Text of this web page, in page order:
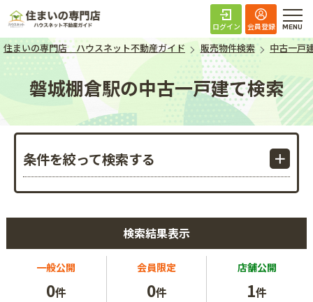
住まいの専門店 ハ
ログイン 会員登録
住まいの専門店 ハウスネット不動産ガイド 販売物件検索 中古一戸
磐城棚倉駅の中古一戸建て検索
条件を絞って検索する
検索結果表示
一般公開
0件
会員限定
0件
店舗公開
1件